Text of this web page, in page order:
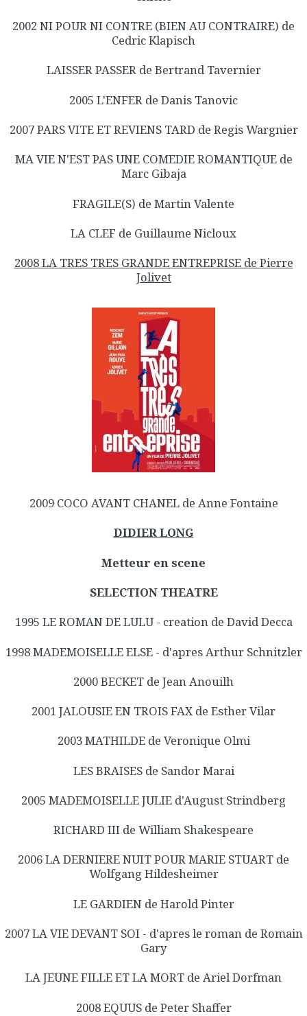
2002 NI POUR NI CONTRE (BIEN AU CONTRAIRE) de
Cedric Klapisch
LAISSER PASSER de Bertrand Tavernier
2005 L'ENFER de Danis Tanovic
2007 PARS VITE ET REVIENS TARD de Regis Wargnier
MA VIE N'EST PAS UNE COMEDIE ROMANTIQUE de
Marc Gibaja
FRAGILE(S) de Martin Valente
LA CLEF de Guillaume Nicloux
2008 LA TRES TRES GRANDE ENTREPRISE de Pierre
Jolivet
2009 COCO AVANT CHANEL de Anne Fontaine
DIDIER LONG
Metteur en scene
SELECTION THEATRE
1995 LE ROMAN DE LULU - creation de David Decca
1998 MADEMOISELLE ELSE - d'apres Arthur Schnitzler
2000 BECKET de Jean Anouilh
2001 JALOUSIE EN TROIS FAX de Esther Vilar
2003 MATHILDE de Veronique Olmi
LES BRAISES de Sandor Marai
2005 MADEMOISELLE JULIE d'August Strindberg
RICHARD III de William Shakespeare
2006 LA DERNIERE NUIT POUR MARIE STUART de
Wolfgang Hildesheimer
LE GARDIEN de Harold Pinter
2007 LA VIE DEVANT SOI - d'apres le roman de Romain
Gary
LA JEUNE FILLE ET LA MORT de Ariel Dorfman
2008 EQUUS de Peter Shaffer